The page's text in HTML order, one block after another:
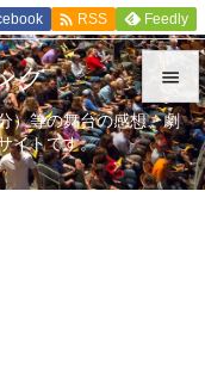


メニュ

 RSS Feedly
ク
）等の舞台の感想、劇
イトです。